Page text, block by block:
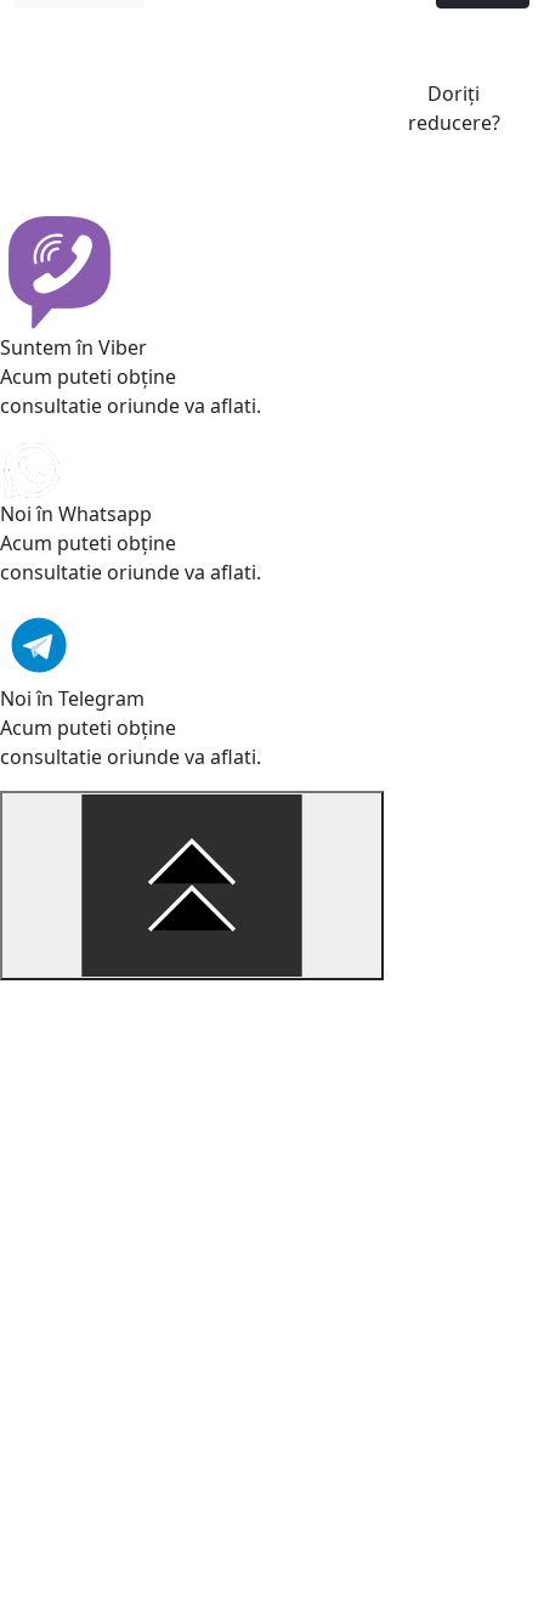
Doriți
reducere?
Suntem în Viber
Acum puteti obține
consultatie oriunde va aflati.
Noi în Whatsapp
Acum puteti obține
consultatie oriunde va aflati.
Noi în Telegram
Acum puteti obține
consultatie oriunde va aflati.